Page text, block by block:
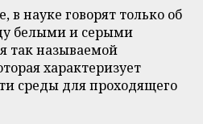
в науке говорят только об
белыми и серыми
так называемой
характеризует
среды для проходящего